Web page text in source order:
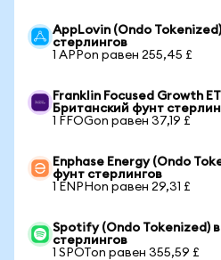
AppLovin (Ondo
стерлингов
1 APPon равен 255,45 £
Franklin Focused Growth
Британский фунт
1 FFOGon равен 37,19 £
Enphase Energy (Ondo
фунт стерлингов
1 ENPHon равен 29,31 £
Spotify (Ondo Tokenized)
стерлингов
1 SPOTon равен 355,59 £